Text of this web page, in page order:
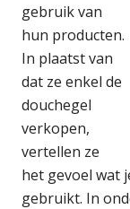
gebruik van
hun producten.
In plaatst van
dat ze enkel de
douchegel
verkopen,
vertellen ze
het gevoel wat
gebruikt. In